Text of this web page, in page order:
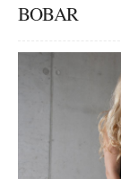
BOBAR